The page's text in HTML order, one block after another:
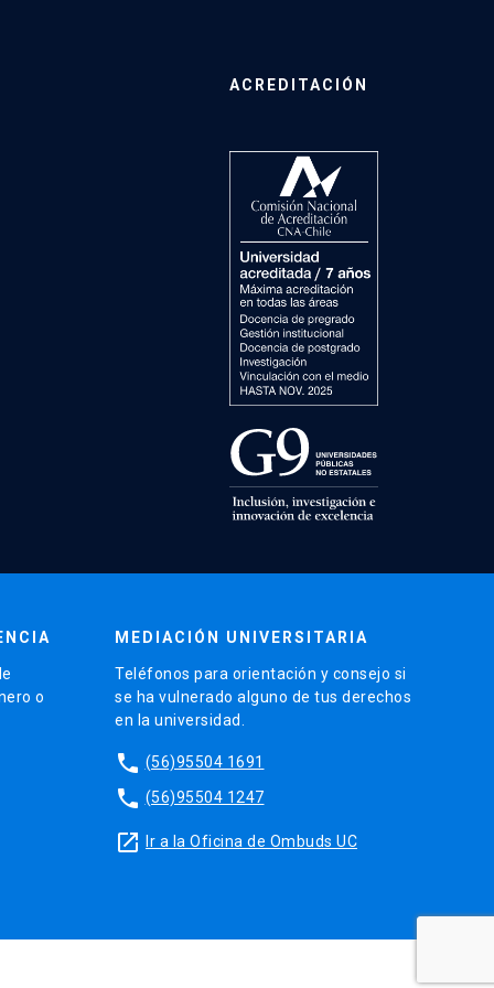
ACREDITACIÓN
o
MEDIACIÓN UNIVERSITARIA
Teléfonos para orientación y consejo si
se ha vulnerado alguno de tus derechos
en la universidad.
phone (56)95504 1691
phone (56)95504 1247
launch Ir a la Oficina de Ombuds UC